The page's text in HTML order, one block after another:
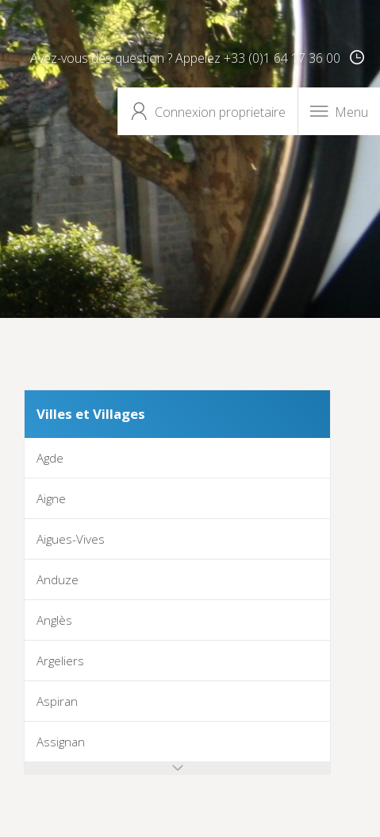
Avez-vous des question ? Appelez +33 (0)1 64 17 36 00
Connexion proprietaire Menu
Villes et Villages
Agde
Aigne
Aigues-Vives
Anduze
Anglès
Argeliers
Aspiran
Assignan